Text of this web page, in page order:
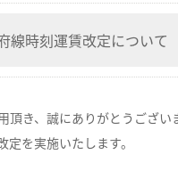
時刻運賃改定について
頂き、誠にありがとうござい
を実施いたします。